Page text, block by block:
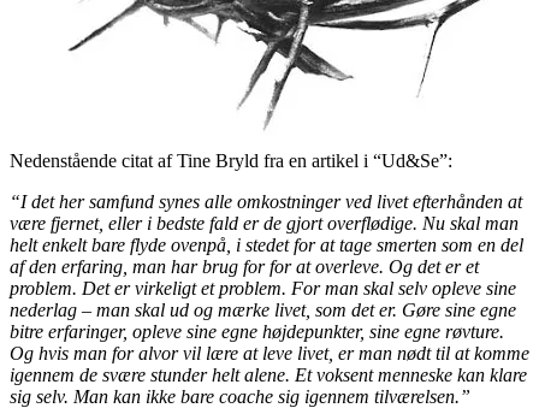
Nedenstående citat af Tine Bryld fra en artikel i “Ud&Se”:
“I det her samfund synes alle omkostninger ved livet efterhånden at
være fjernet, eller i bedste fald er de gjort overflødige. Nu skal man
helt enkelt bare flyde ovenpå, i stedet for at tage smerten som en del
af den erfaring, man har brug for for at overleve. Og det er et
problem. Det er virkeligt et problem. For man skal selv opleve sine
nederlag – man skal ud og mærke livet, som det er. Gøre sine egne
bitre erfaringer, opleve sine egne højdepunkter, sine egne røvture.
Og hvis man for alvor vil lære at leve livet, er man nødt til at komme
igennem de svære stunder helt alene. Et voksent menneske kan klare
sig selv. Man kan ikke bare coache sig igennem tilværelsen.”